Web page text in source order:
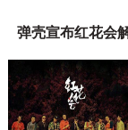
弹壳宣布红花会